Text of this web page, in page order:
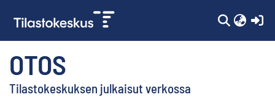
OTOS
Tilastokeskuksen julkaisut verkossa